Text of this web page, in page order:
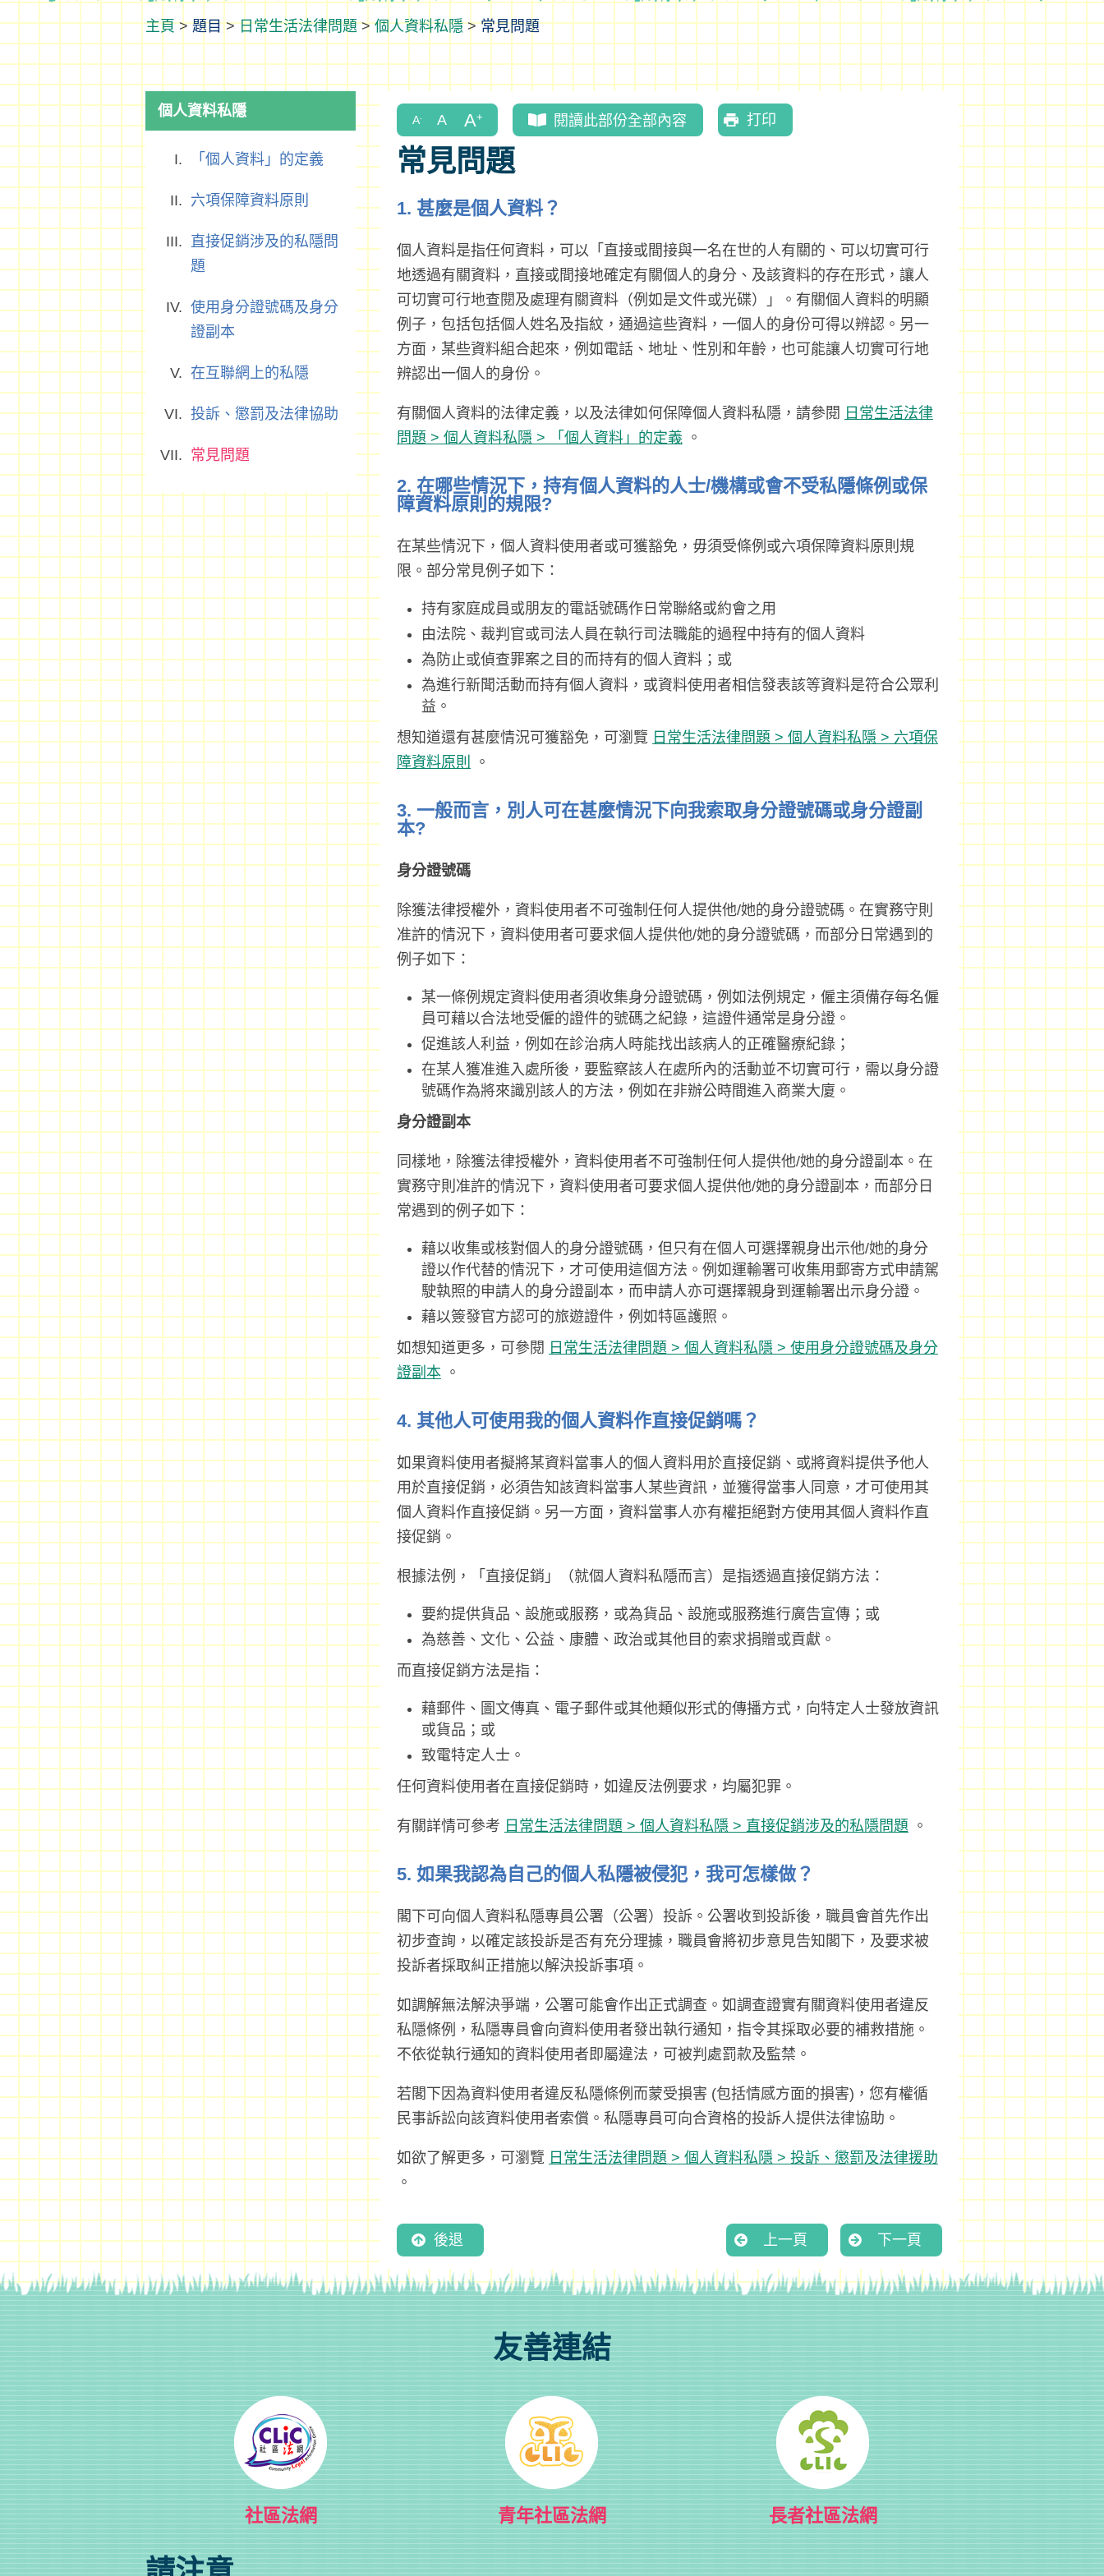
>題目>日常生活法律問題>個人資料私隱>常見問題
閱讀此部份全部內容 打印
常見問題
1. 甚麼是個人資料？
個人資料是指任何資料，可以「直接或間接與一名在世的人有關的、可以切實可行
地透過有關資料，直接或間接地確定有關個人的身分、及該資料的存在形式，讓人
可切實可行地查閱及處理有關資料（例如是文件或光碟）」。有關個人資料的明顯
例子，包括包括個人姓名及指紋，通過這些資料，一個人的身份可得以辨認。另一
方面，某些資料組合起來，例如電話、地址、性別和年齡，也可能讓人切實可行地
辨認出一個人的身份。
有關個人資料的法律定義，以及法律如何保障個人資料私隱，請參閱 日常生活法律
問題 > 個人資料私隱 > 「個人資料」的定義。
2. 在哪些情況下，持有個人資料的人士/機構或會不受私隱條例或保
障資料原則的規限?
在某些情況下，個人資料使用者或可獲豁免，毋須受條例或六項保障資料原則規
限。部分常見例子如下：
持有家庭成員或朋友的電話號碼作日常聯絡或約會之用
由法院、裁判官或司法人員在執行司法職能的過程中持有的個人資料
為防止或偵查罪案之目的而持有的個人資料；或
為進行新聞活動而持有個人資料，或資料使用者相信發表該等資料是符合公眾利
益。
想知道還有甚麼情況可獲豁免，可瀏覽 日常生活法律問題 > 個人資料私隱 > 六項保
障資料原則
。
3. 一般而言，別人可在甚麼情況下向我索取身分證號碼或身分證副
本?
身分證號碼
除獲法律授權外，資料使用者不可強制任何人提供他/她的身分證號碼。在實務守則
准許的情況下，資料使用者可要求個人提供他/她的身分證號碼，而部分日常遇到的
例子如下：
某一條例規定資料使用者須收集身分證號碼，例如法例規定，僱主須備存每名僱
員可藉以合法地受僱的證件的號碼之紀錄，這證件通常是身分證。
促進該人利益，例如在診治病人時能找出該病人的正確醫療紀錄；
在某人獲准進入處所後，要監察該人在處所內的活動並不切實可行，需以身分證
號碼作為將來識別該人的方法，例如在非辦公時間進入商業大廈。
身分證副本
同樣地，除獲法律授權外，資料使用者不可強制任何人提供他/她的身分證副本。在
實務守則准許的情況下，資料使用者可要求個人提供他/她的身分證副本，而部分日
常遇到的例子如下：
藉以收集或核對個人的身分證號碼，但只有在個人可選擇親身出示他/她的身分
證以作代替的情況下，才可使用這個方法。例如運輸署可收集用郵寄方式申請駕
駛執照的申請人的身分證副本，而申請人亦可選擇親身到運輸署出示身分證。
藉以簽發官方認可的旅遊證件，例如特區護照。
如想知道更多，可參閱 日常生活法律問題 > 個人資料私隱 > 使用身分證號碼及身分
證副本。
4. 其他人可使用我的個人資料作直接促銷嗎？
如果資料使用者擬將某資料當事人的個人資料用於直接促銷、或將資料提供予他人
用於直接促銷，必須告知該資料當事人某些資訊，並獲得當事人同意，才可使用其
個人資料作直接促銷。另一方面，資料當事人亦有權拒絕對方使用其個人資料作直
接促銷。
根據法例，「直接促銷」（就個人資料私隱而言）是指透過直接促銷方法：
要約提供貨品、設施或服務，或為貨品、設施或服務進行廣告宣傳；或
為慈善、文化、公益、康體、政治或其他目的索求捐贈或貢獻。
而直接促銷方法是指：
藉郵件、圖文傳真、電子郵件或其他類似形式的傳播方式，向特定人士發放資訊
或貨品；或
致電特定人士。
任何資料使用者在直接促銷時，如違反法例要求，均屬犯罪。
有關詳情可參考 日常生活法律問題 > 個人資料私隱 > 直接促銷涉及的私隱問題 。
5. 如果我認為自己的個人私隱被侵犯，我可怎樣做？
閣下可向個人資料私隱專員公署（公署）投訴。公署收到投訴後，職員會首先作出
初步查詢，以確定該投訴是否有充分理據，職員會將初步意見告知閣下，及要求被
投訴者採取糾正措施以解決投訴事項。
如調解無法解決爭端，公署可能會作出正式調查。如調查證實有關資料使用者違反
私隱條例，私隱專員會向資料使用者發出執行通知，指令其採取必要的補救措施。
不依從執行通知的資料使用者即屬違法，可被判處罰款及監禁。
若閣下因為資料使用者違反私隱條例而蒙受損害 (包括情感方面的損害)，您有權循
民事訴訟向該資料使用者索償。私隱專員可向合資格的投訴人提供法律協助。
如欲了解更多，可瀏覽 日常生活法律問題 > 個人資料私隱 > 投訴、懲罰及法律援助
。
後退 上一頁 下一頁
個人資料私隱
「個人資料」的定義
六項保障資料原則
直接促銷涉及的私隱問
題
使用身分證號碼及身分
證副本
在互聯網上的私隱
投訴、懲罰及法律協助
常見問題
友善連結
社區法網 青年社區法網 長者社區法網